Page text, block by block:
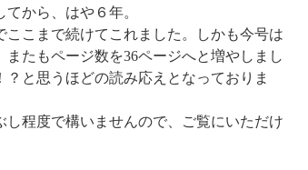
から、はや６年。
ここまで続けてこれました。しかも今号は
たもページ数を36ページへと増やしまし
と思うほどの読み応えとなっておりま
し程度で構いませんので、ご覧にいただけ